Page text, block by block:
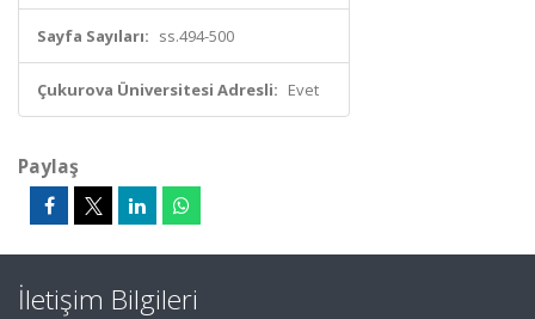
Sayfa Sayıları: ss.494-500
Çukurova Üniversitesi Adresli: Evet
Paylaş
İletişim Bilgileri